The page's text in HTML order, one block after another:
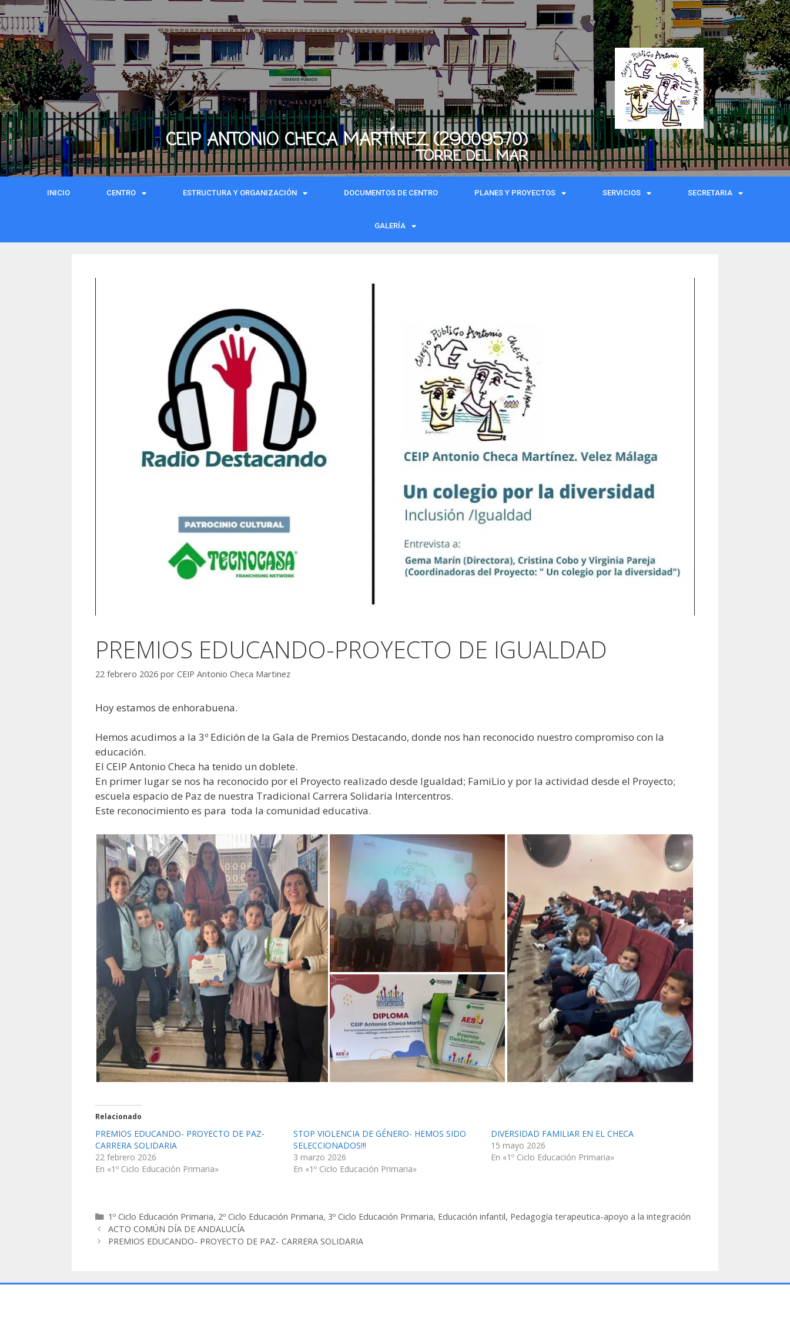
CEIP ANTONIO CHECA MARTÍNEZ (29009570)
TORRE DEL MAR
INICIO CENTRO ESTRUCTURA Y ORGANIZACIÓN DOCUMENTOS DE CENTRO PLANES Y PROYECTOS SERVICIOS SECRETARIA
GALERÍA
PREMIOS EDUCANDO-PROYECTO DE IGUALDAD
22 febrero 2026 por CEIP Antonio Checa Martinez
Hoy estamos de enhorabuena.
Hemos acudimos a la 3º Edición de la Gala de Premios Destacando, donde nos han reconocido nuestro compromiso con la
educación.
El CEIP Antonio Checa ha tenido un doblete.
En primer lugar se nos ha reconocido por el Proyecto realizado desde Igualdad; FamiLio y por la actividad desde el Proyecto;
escuela espacio de Paz de nuestra Tradicional Carrera Solidaria Intercentros.
Este reconocimiento es para toda la comunidad educativa.
Relacionado
PREMIOS EDUCANDO- PROYECTO DE PAZ-
CARRERA SOLIDARIA
22 febrero 2026
En «1º Ciclo Educación Primaria»
STOP VIOLENCIA DE GÉNERO- HEMOS SIDO
SELECCIONADOS!!!
3 marzo 2026
En «1º Ciclo Educación Primaria»
DIVERSIDAD FAMILIAR EN EL CHECA
15 mayo 2026
En «1º Ciclo Educación Primaria»
1º Ciclo Educación Primaria, 2º Ciclo Educación Primaria, 3º Ciclo Educación Primaria, Educación infantil, Pedagogía terapeutica-apoyo a la integración
ACTO COMÚN DÍA DE ANDALUCÍA
PREMIOS EDUCANDO- PROYECTO DE PAZ- CARRERA SOLIDARIA